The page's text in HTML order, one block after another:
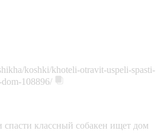
koshki/khoteli-otravit-uspeli-spasti-
dom-108896/
спасти классный собакен ищет дом